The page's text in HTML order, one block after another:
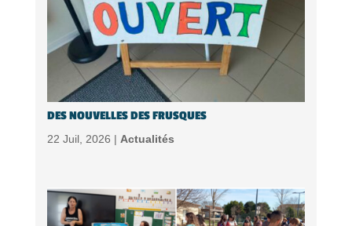
DES NOUVELLES DES FRUSQUES
22 Juil, 2026 | Actualités